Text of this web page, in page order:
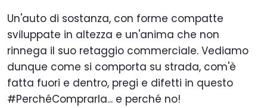
Un'auto di sostanza, con forme compatte
sviluppate in altezza e un'anima che non
rinnega il suo retaggio commerciale. Vediamo
dunque come si comporta su strada, com'è
fatta fuori e dentro, pregi e difetti in questo
#PerchéComprarla... e perché no!